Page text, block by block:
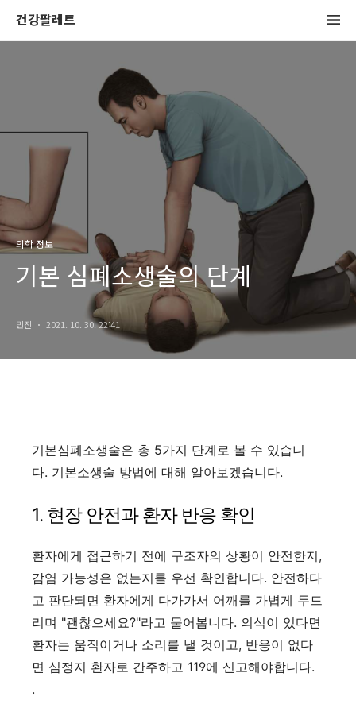
건강팔레트
의학 정보
기본 심폐소생술의 단계
민진 2021. 10. 30. 22:41
기본심폐소생술은 총 5가지 단계로 볼 수 있습니
다. 기본소생술 방법에 대해 알아보겠습니다.
1. 현장 안전과 환자 반응 확인
환자에게 접근하기 전에 구조자의 상황이 안전한지,
감염 가능성은 없는지를 우선 확인합니다. 안전하다
고 판단되면 환자에게 다가가서 어깨를 가볍게 두드
리며 "괜찮으세요?"라고 물어봅니다. 의식이 있다면
환자는 움직이거나 소리를 낼 것이고, 반응이 없다
면 심정지 환자로 간주하고 119에 신고해야합니다.
.